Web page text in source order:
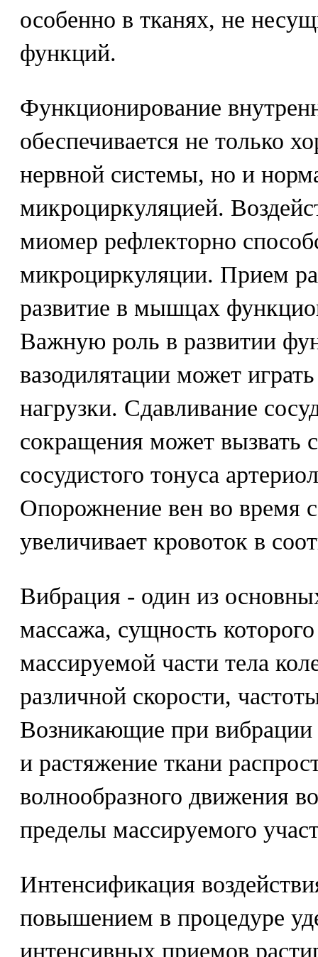
особенно в тканях, не
функций.
Функционирование
обеспечивается не только
нервной системы, но и
микроциркуляцией.
миомер рефлекторно
микроциркуляции. Прием
развитие в мышцах
Важную роль в развитии
вазодилятации может
нагрузки. Сдавливание
сокращения может вызвать
сосудистого тонуса
Опорожнение вен во время
увеличивает кровоток в
Вибрация - один из
массажа, сущность
массируемой части тела
различной скорости,
Возникающие при вибрации
и растяжение ткани
волнообразного движения
пределы массируемого
Интенсификация
повышением в процедуре
интенсивных приемов